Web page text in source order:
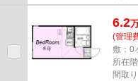
6.2
(管理
敷：0
所在
間取